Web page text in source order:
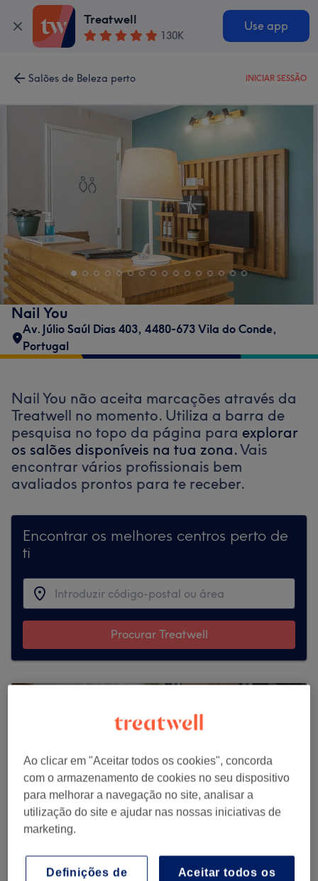
Treatwell
130K
Use app
Salões de Beleza perto INICIAR SESSÃO
Nail You
Av. Júlio Saúl Dias 403, 4480-673 Vila do Conde,
Portugal
Nail You não aceita marcações através da
Treatwell no momento. Utiliza a barra de
pesquisa no topo da página para explorar
os salões disponíveis na tua zona.Vais
encontrar vários profissionais bem
avaliados prontos para te receber.
Encontrar os melhores centros perto de
ti
Procurar Treatwell
Ao clicar em "Aceitar todos os cookies", concorda
com o armazenamento de cookies no seu dispositivo
para melhorar a navegação no site, analisar a
utilização do site e ajudar nas nossas iniciativas de
marketing.
Aceitar todos os
Definições de